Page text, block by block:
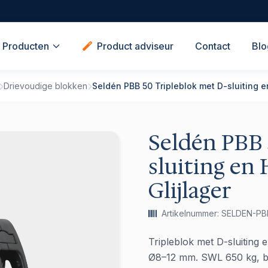
Producten Product adviseur Contact
Drievoudige blokken Seldén PBB 50 Tripleblok met D-sluiting
Seldén
sluiting en
Glijlager
Artikelnummer: SELDEN-
Tripleblok met D-sluiting
Ø8–12 mm. SWL 650 kg,